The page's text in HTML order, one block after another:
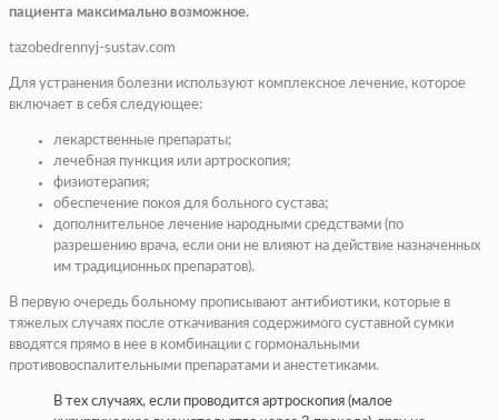
пациента максимально возможное.
tazobedrennyj-sustav.com
Для устранения болезни используют комплексное лечение, которое
включает в себя следующее:
лекарственные препараты;
лечебная пункция или артроскопия;
физиотерапия;
обеспечение покоя для больного сустава;
дополнительное лечение народными средствами (по
разрешению врача, если они не влияют на действие назначенных
им традиционных препаратов).
В первую очередь больному прописывают антибиотики, которые в
тяжелых случаях после откачивания содержимого суставной сумки
вводятся прямо в нее в комбинации с гормональными
противовоспалительными препаратами и анестетиками.
В тех случаях, если проводится артроскопия (малое